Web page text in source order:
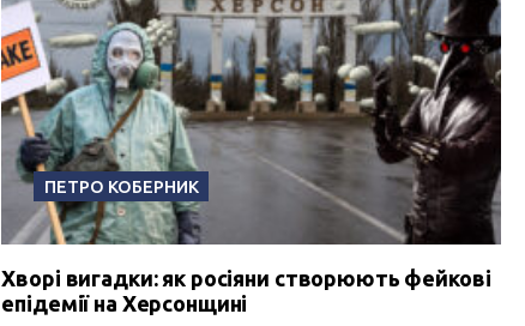
ПЕТРО КОБЕРНИК
Хворі вигадки: як росіяни створюють фейкові
епідемії на Херсонщині